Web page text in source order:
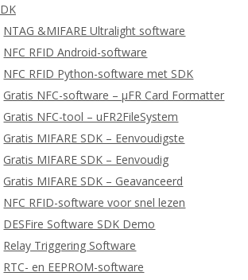
NTAG &MIFARE Ultralight software
NFC RFID Android-software
NFC RFID Python-software met SDK
Gratis NFC-software – μFR Card Formatter
Gratis NFC-tool – uFR2FileSystem
Gratis MIFARE SDK – Eenvoudigste
Gratis MIFARE SDK – Eenvoudig
Gratis MIFARE SDK – Geavanceerd
NFC RFID-software voor snel lezen
DESFire Software SDK Demo
Relay Triggering Software
RTC- en EEPROM-software